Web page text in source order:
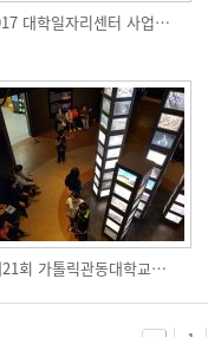
대학일자리센터 사업…
회 가톨릭관동대학교…